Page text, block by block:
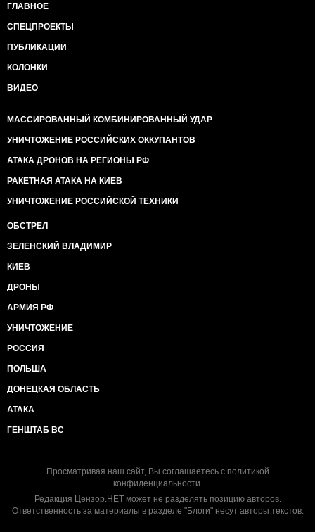
ГЛАВНОЕ
СПЕЦПРОЕКТЫ
ПУБЛИКАЦИИ
КОЛОНКИ
ВИДЕО
МАССИРОВАННЫЙ КОМБИНИРОВАННЫЙ УДАР
УНИЧТОЖЕНИЕ РОССИЙСКИХ ОККУПАНТОВ
АТАКА ДРОНОВ НА РЕГИОНЫ РФ
РАКЕТНАЯ АТАКА НА КИЕВ
УНИЧТОЖЕНИЕ РОССИЙСКОЙ ТЕХНИКИ
ОБСТРЕЛ
ЗЕЛЕНСКИЙ ВЛАДИМИР
КИЕВ
ДРОНЫ
АРМИЯ РФ
УНИЧТОЖЕНИЕ
РОССИЯ
ПОЛЬША
ДОНЕЦКАЯ ОБЛАСТЬ
АТАКА
ГЕНШТАБ ВС
Просматривая наш сайт, Вы соглашаетесь с политикой
конфиденциальности.
Редакция Цензор.НЕТ может не разделять позицию авторов.
Ответственность за материалы в разделе "Блоги" несут авторы текстов.